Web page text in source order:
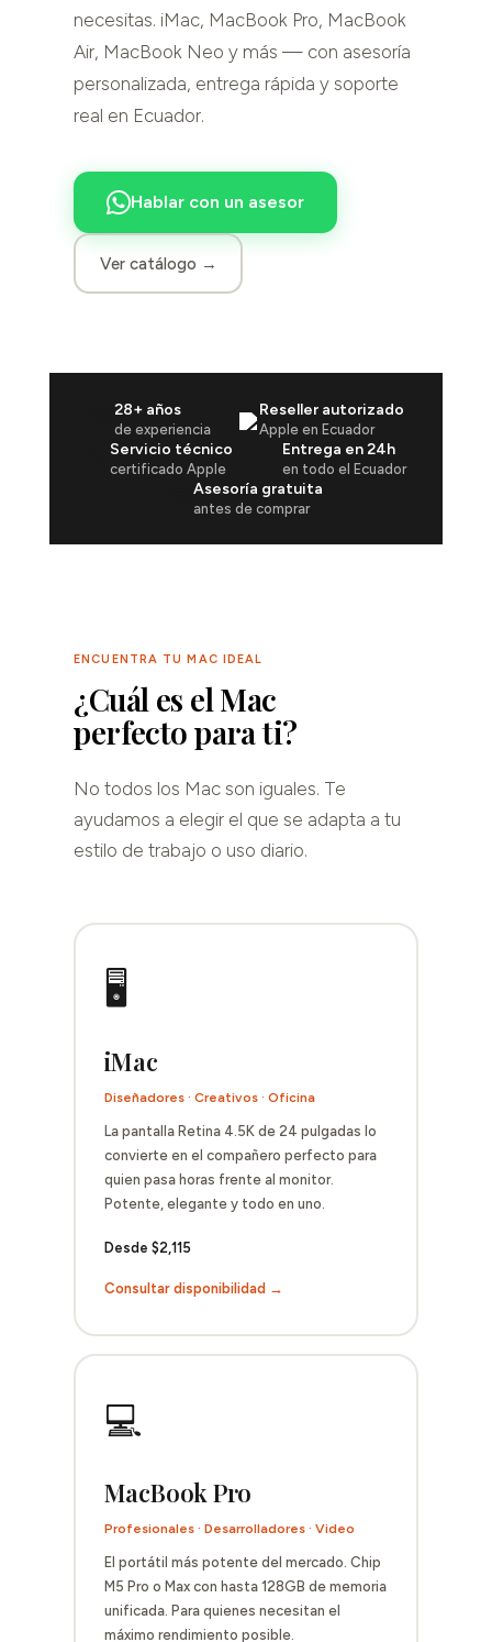
necesitas. iMac, MacBook Pro, MacBook
Air, MacBook Neo y más — con asesoría
personalizada, entrega rápida y soporte
real en Ecuador.
Hablar con un asesor
Ver catálogo →
28+ años
de experiencia
Reseller autorizado
Apple en Ecuador
Servicio técnico
certificado Apple
Entrega en 24h
en todo el Ecuador
Asesoría gratuita
antes de comprar
ENCUENTRA TU MAC IDEAL
¿Cuál es el Mac
perfecto para ti?
No todos los Mac son iguales. Te
ayudamos a elegir el que se adapta a tu
estilo de trabajo o uso diario.
🖥
iMac
Diseñadores · Creativos · Oficina
La pantalla Retina 4.5K de 24 pulgadas lo
convierte en el compañero perfecto para
quien pasa horas frente al monitor.
Potente, elegante y todo en uno.
Desde $2,115
Consultar disponibilidad →
💻
MacBook Pro
Profesionales · Desarrolladores · Video
El portátil más potente del mercado. Chip
M5 Pro o Max con hasta 128GB de memoria
unificada. Para quienes necesitan el
máximo rendimiento posible.